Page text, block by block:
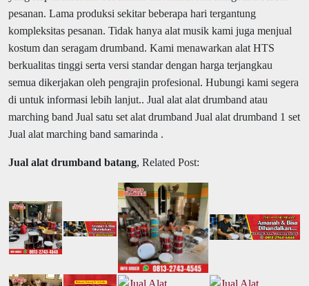
pesanan. Lama produksi sekitar beberapa hari tergantung
kompleksitas pesanan. Tidak hanya alat musik kami juga menjual
kostum dan seragam drumband. Kami menawarkan alat HTS
berkualitas tinggi serta versi standar dengan harga terjangkau
semua dikerjakan oleh pengrajin profesional. Hubungi kami segera
di untuk informasi lebih lanjut.. Jual alat alat drumband atau
marching band Jual satu set alat drumband Jual alat drumband 1 set
Jual alat marching band samarinda .
Jual alat drumband batang, Related Post: